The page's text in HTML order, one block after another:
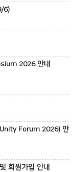
6)
2026 안내
Forum 2026) 안
회원가입 안내